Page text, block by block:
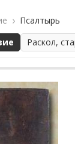
Псалтырь
Раскол,